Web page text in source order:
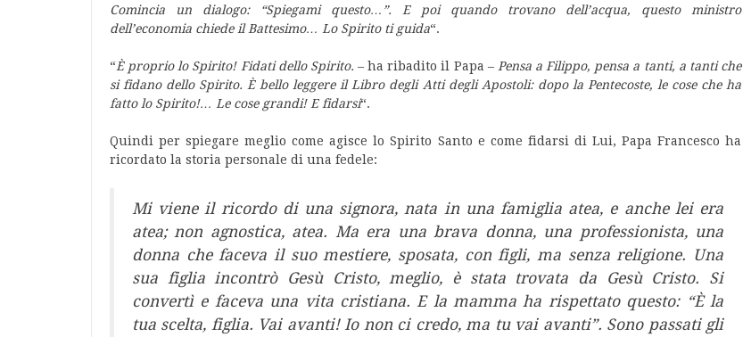
Comincia un dialogo: “Spiegami questo…”. E poi quando trovano dell’acqua, questo ministro
dell’economia chiede il Battesimo… Lo Spirito ti guida“.
“È proprio lo Spirito! Fidati dello Spirito. – ha ribadito il Papa – Pensa a Filippo, pensa a tanti, a tanti che
si fidano dello Spirito. È bello leggere il Libro degli Atti degli Apostoli: dopo la Pentecoste, le cose che ha
fatto lo Spirito!… Le cose grandi! E fidarsi“.
Quindi per spiegare meglio come agisce lo Spirito Santo e come fidarsi di Lui, Papa Francesco ha
ricordato la storia personale di una fedele:
Mi viene il ricordo di una signora, nata in una famiglia atea, e anche lei era
atea; non agnostica, atea. Ma era una brava donna, una professionista, una
donna che faceva il suo mestiere, sposata, con figli, ma senza religione. Una
sua figlia incontrò Gesù Cristo, meglio, è stata trovata da Gesù Cristo. Si
convertì e faceva una vita cristiana. E la mamma ha rispettato questo: “È la
tua scelta, figlia. Vai avanti! Io non ci credo, ma tu vai avanti”. Sono passati gli